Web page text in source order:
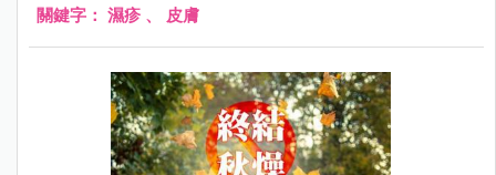
關鍵字： 濕疹 、 皮膚